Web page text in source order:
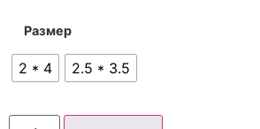
Размер
2 * 4 2.5 * 3.5